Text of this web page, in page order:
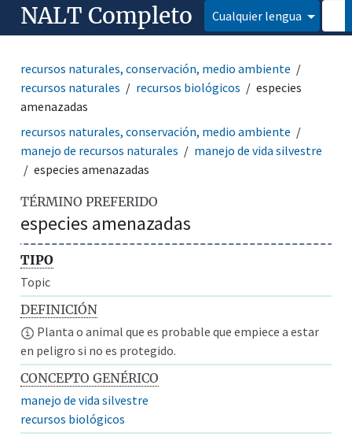
NALT Completo Cualquier lengua
recursos naturales, conservación, medio ambiente
recursos naturales
recursos biológicos
especies
amenazadas
recursos naturales, conservación, medio ambiente
manejo de recursos naturales
manejo de vida silvestre
especies amenazadas
TÉRMINO PREFERIDO
especies amenazadas
TIPO
Topic
DEFINICIÓN
Planta o animal que es probable que empiece a estar
en peligro si no es protegido.
CONCEPTO GENÉRICO
manejo de vida silvestre
recursos biológicos